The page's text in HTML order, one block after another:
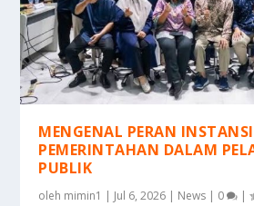
MENGENAL PERAN INSTANSI
PEMERINTAHAN DALAM
PUBLIK
oleh mimin1 | Jul 6, 2026 | News | 0 |